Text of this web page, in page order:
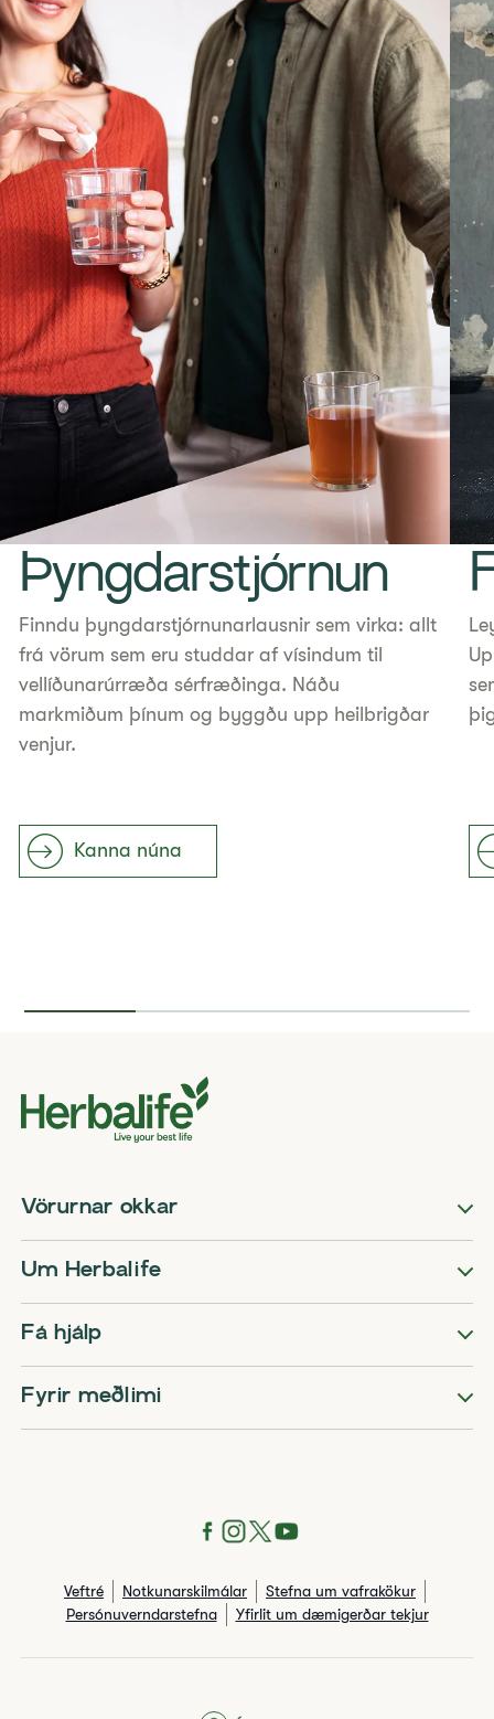
Þyngdarstjórnun
Finndu þyngdarstjórnunarlausnir sem virka: allt
frá vörum sem eru studdar af vísindum til
vellíðunarúrræða sérfræðinga. Náðu
markmiðum þínum og byggðu upp heilbrigðar
venjur.
Kanna núna
Vörurnar okkar
Um Herbalife
Fá hjálp
Fyrir meðlimi
Veftré Notkunarskilmálar
Stefna um vafrakökur
Persónuverndarstefna
Yfirlit um dæmigerðar tekjur